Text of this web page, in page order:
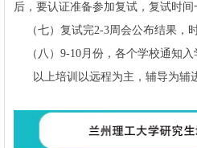
后，要认证准备参加复试，复试时间
（七）复试完2-3周会公布结果，
（八）9-10月份，各个学校通知入
以上培训以远程为主，辅导为辅